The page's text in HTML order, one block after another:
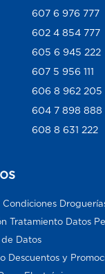
607 6 976 777
602 4 854 777
605 6 945 222
607 5 956 111
606 8 962 205
604 7 898 888
608 8 631 222
Condiciones
Tratamiento Datos
Datos
Descuentos y